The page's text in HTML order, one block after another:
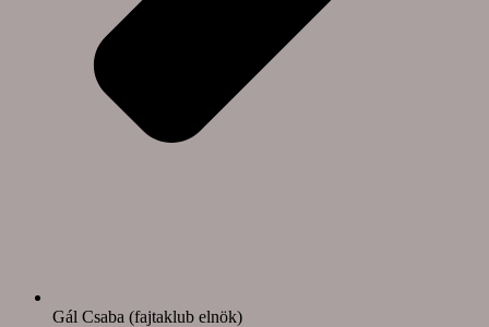
Gál Csaba (fajtaklub elnök)